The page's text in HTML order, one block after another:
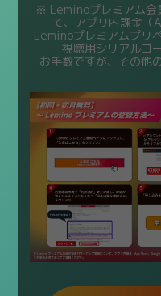
※ Leminoプレミアム会
て、アプリ内課金（
Leminoプレミアムプリ
視聴用シリアルコ
お手数ですが、その他